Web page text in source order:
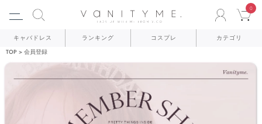
0
キャバドレス ランキング コスプレ カテゴリ
TOP 会員登録